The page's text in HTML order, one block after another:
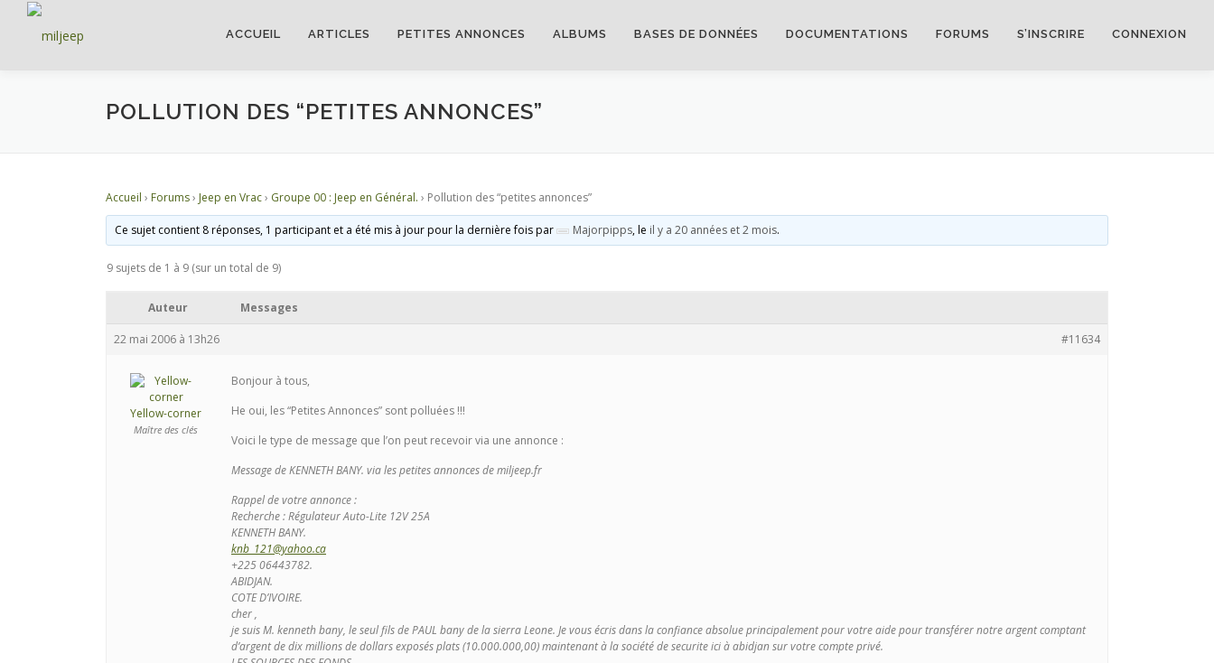
ACCUEIL ARTICLES PETITES ANNONCES ALBUMS BASES DE DONNÉES DOCUMENTATIONS FORUMS S’INSCRIRE CONNEXION
POLLUTION DES “PETITES ANNONCES”
Accueil › Forums› Jeep en Vrac› Groupe 00 : Jeep en Général. › Pollution des “petites annonces”
Ce sujet contient 8 réponses, 1 participant et a été mis à jour pour la dernière fois par Majorpipps, le il y a 20 années et 2 mois.
9 sujets de 1 à 9 (sur un total de 9)
Auteur Messages
22 mai 2006 à 13h26 #11634
Yellow-corner
Maître des clés
Bonjour à tous,
He oui, les “Petites Annonces” sont polluées !!!
Voici le type de message que l’on peut recevoir via une annonce :
Message de KENNETH BANY. via les petites annonces de miljeep.fr
Rappel de votre annonce :
Recherche : Régulateur Auto-Lite 12V 25A
KENNETH BANY.
knb_121@yahoo.ca
+225 06443782.
ABIDJAN.
COTE D’IVOIRE.
cher ,
je suis M. kenneth bany, le seul fils de PAUL bany de la sierra Leone. Je vous écris dans la confiance absolue principalement pour votre aide pour transférer notre argent comptant
d’argent de dix millions de dollars exposés plats (10.000.000,00) maintenant à la société de securite ici à abidjan sur votre compte privé.